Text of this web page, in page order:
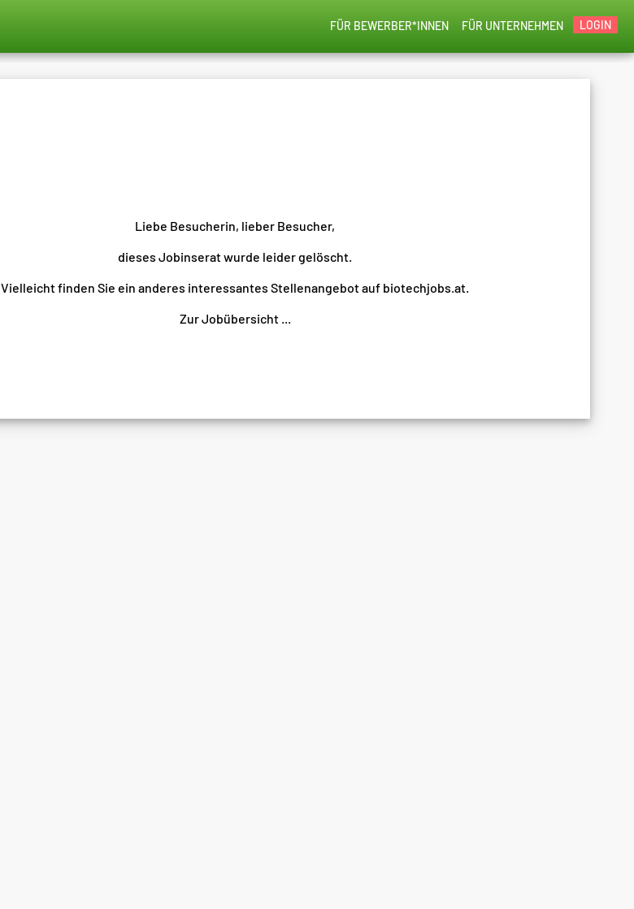
LOGIN
FÜR UNTERNEHMEN
FÜR BEWERBER*INNEN
Liebe Besucherin, lieber Besucher,
dieses Jobinserat wurde leider gelöscht.
Vielleicht finden Sie ein anderes interessantes Stellenangebot auf biotechjobs.at.
Zur Jobübersicht ...